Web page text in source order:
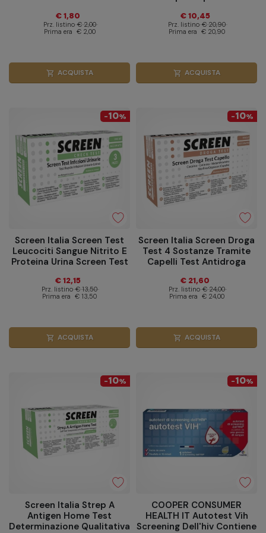
€ 1,80
Prz. listino € 2,00
Prima era € 2,00
shopping_cart ACQUISTA
€ 10,45
Prz. listino € 20,90
Prima era € 20,90
shopping_cart ACQUISTA
-10%
Screen Italia Screen Test
Leucociti Sangue Nitrito E
Proteina Urina Screen Test
Pezzi
€ 12,15
Prz. listino € 13,50
Prima era € 13,50
shopping_cart ACQUISTA
-10%
Screen Italia Screen Droga
Test 4 Sostanze Tramite
Capelli Test Antidroga
€ 21,60
Prz. listino € 24,00
Prima era € 24,00
shopping_cart ACQUISTA
-10%
Screen Italia Strep A
Antigen Home Test
Determinazione Qualitativa
-10%
COOPER CONSUMER
HEALTH IT Autotest Vih
Screening Dell'hiv Contiene